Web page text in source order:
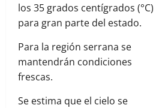
los 35 grados centígrados (°C)
para gran parte del estado.
Para la región serrana se
mantendrán condiciones
frescas.
Se estima que el cielo se